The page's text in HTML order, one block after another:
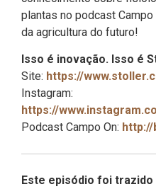
plantas no podcast
da agricultura do futuro!
Isso é inovação. Isso é
Site: https://
Instagram:
https://
Podcast Campo On: http://
Este episódio foi trazido